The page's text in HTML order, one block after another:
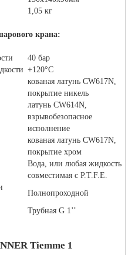
1,05 кг
крана:
40 бар
+120°С
кованая латунь CW617N,
покрытие никель
латунь CW614N,
взрывобезопасное
исполнение
кованая латунь CW617N,
покрытие хром
Вода, или любая жидкость
совместимая с P.T.F.E.
Полнопроходной
Трубная G 1’’
Tiemme 1